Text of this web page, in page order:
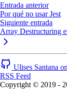
Entrada anterior
Por qué no usar Jest
Siguiente entrada
Array Destructuring
Ulises Santana
RSS Feed
Copyright © 2019 -